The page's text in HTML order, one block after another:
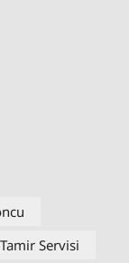
Servisi